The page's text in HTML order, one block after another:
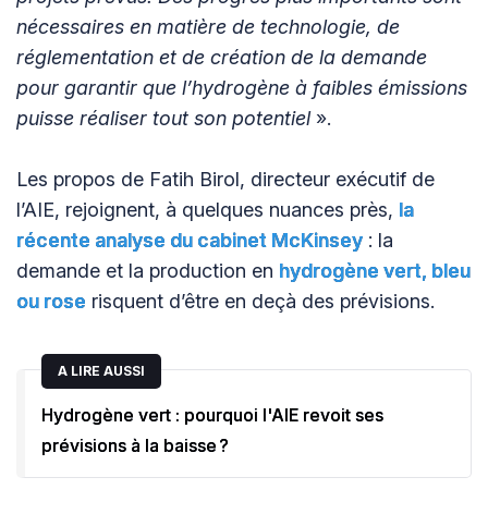
nécessaires en matière de technologie, de
réglementation et de création de la demande
pour garantir que l’hydrogène à faibles émissions
puisse réaliser tout son potentiel ».
Les propos de Fatih Birol, directeur exécutif de
l’AIE, rejoignent, à quelques nuances près, la
récente analyse du cabinet McKinsey : la
demande et la production en hydrogène vert, bleu
ou rose risquent d’être en deçà des prévisions.
A LIRE AUSSI
Hydrogène vert : pourquoi l'AIE revoit ses
prévisions à la baisse ?